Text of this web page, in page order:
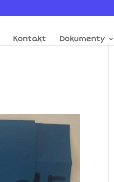
Kontakt Dokumenty